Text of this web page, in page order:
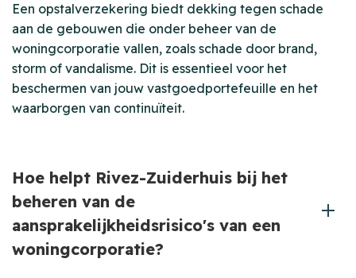
Een opstalverzekering biedt dekking tegen schade
aan de gebouwen die onder beheer van de
woningcorporatie vallen, zoals schade door brand,
storm of vandalisme. Dit is essentieel voor het
beschermen van jouw vastgoedportefeuille en het
waarborgen van continuïteit.
Hoe helpt Rivez-Zuiderhuis bij het
beheren van de
aansprakelijkheidsrisico's van een
woningcorporatie?